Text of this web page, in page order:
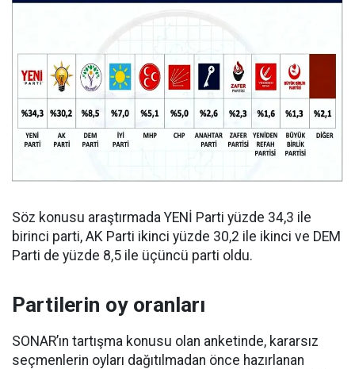
Söz konusu araştırmada YENİ Parti yüzde 34,3 ile
birinci parti, AK Parti ikinci yüzde 30,2 ile ikinci ve DEM
Parti de yüzde 8,5 ile üçüncü parti oldu.
Partilerin oy oranları
SONAR’ın tartışma konusu olan anketinde, kararsız
seçmenlerin oyları dağıtılmadan önce hazırlanan